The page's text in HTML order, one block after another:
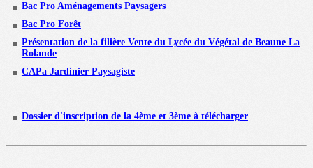
Bac Pro Aménagements Paysagers
Bac Pro Forêt
Présentation de la filière Vente du Lycée du Végétal de Beaune La
Rolande
CAPa Jardinier Paysagiste
Dossier d'inscription de la 4ème et 3ème à télécharger